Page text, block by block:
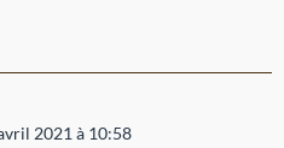
2021 à 10:58